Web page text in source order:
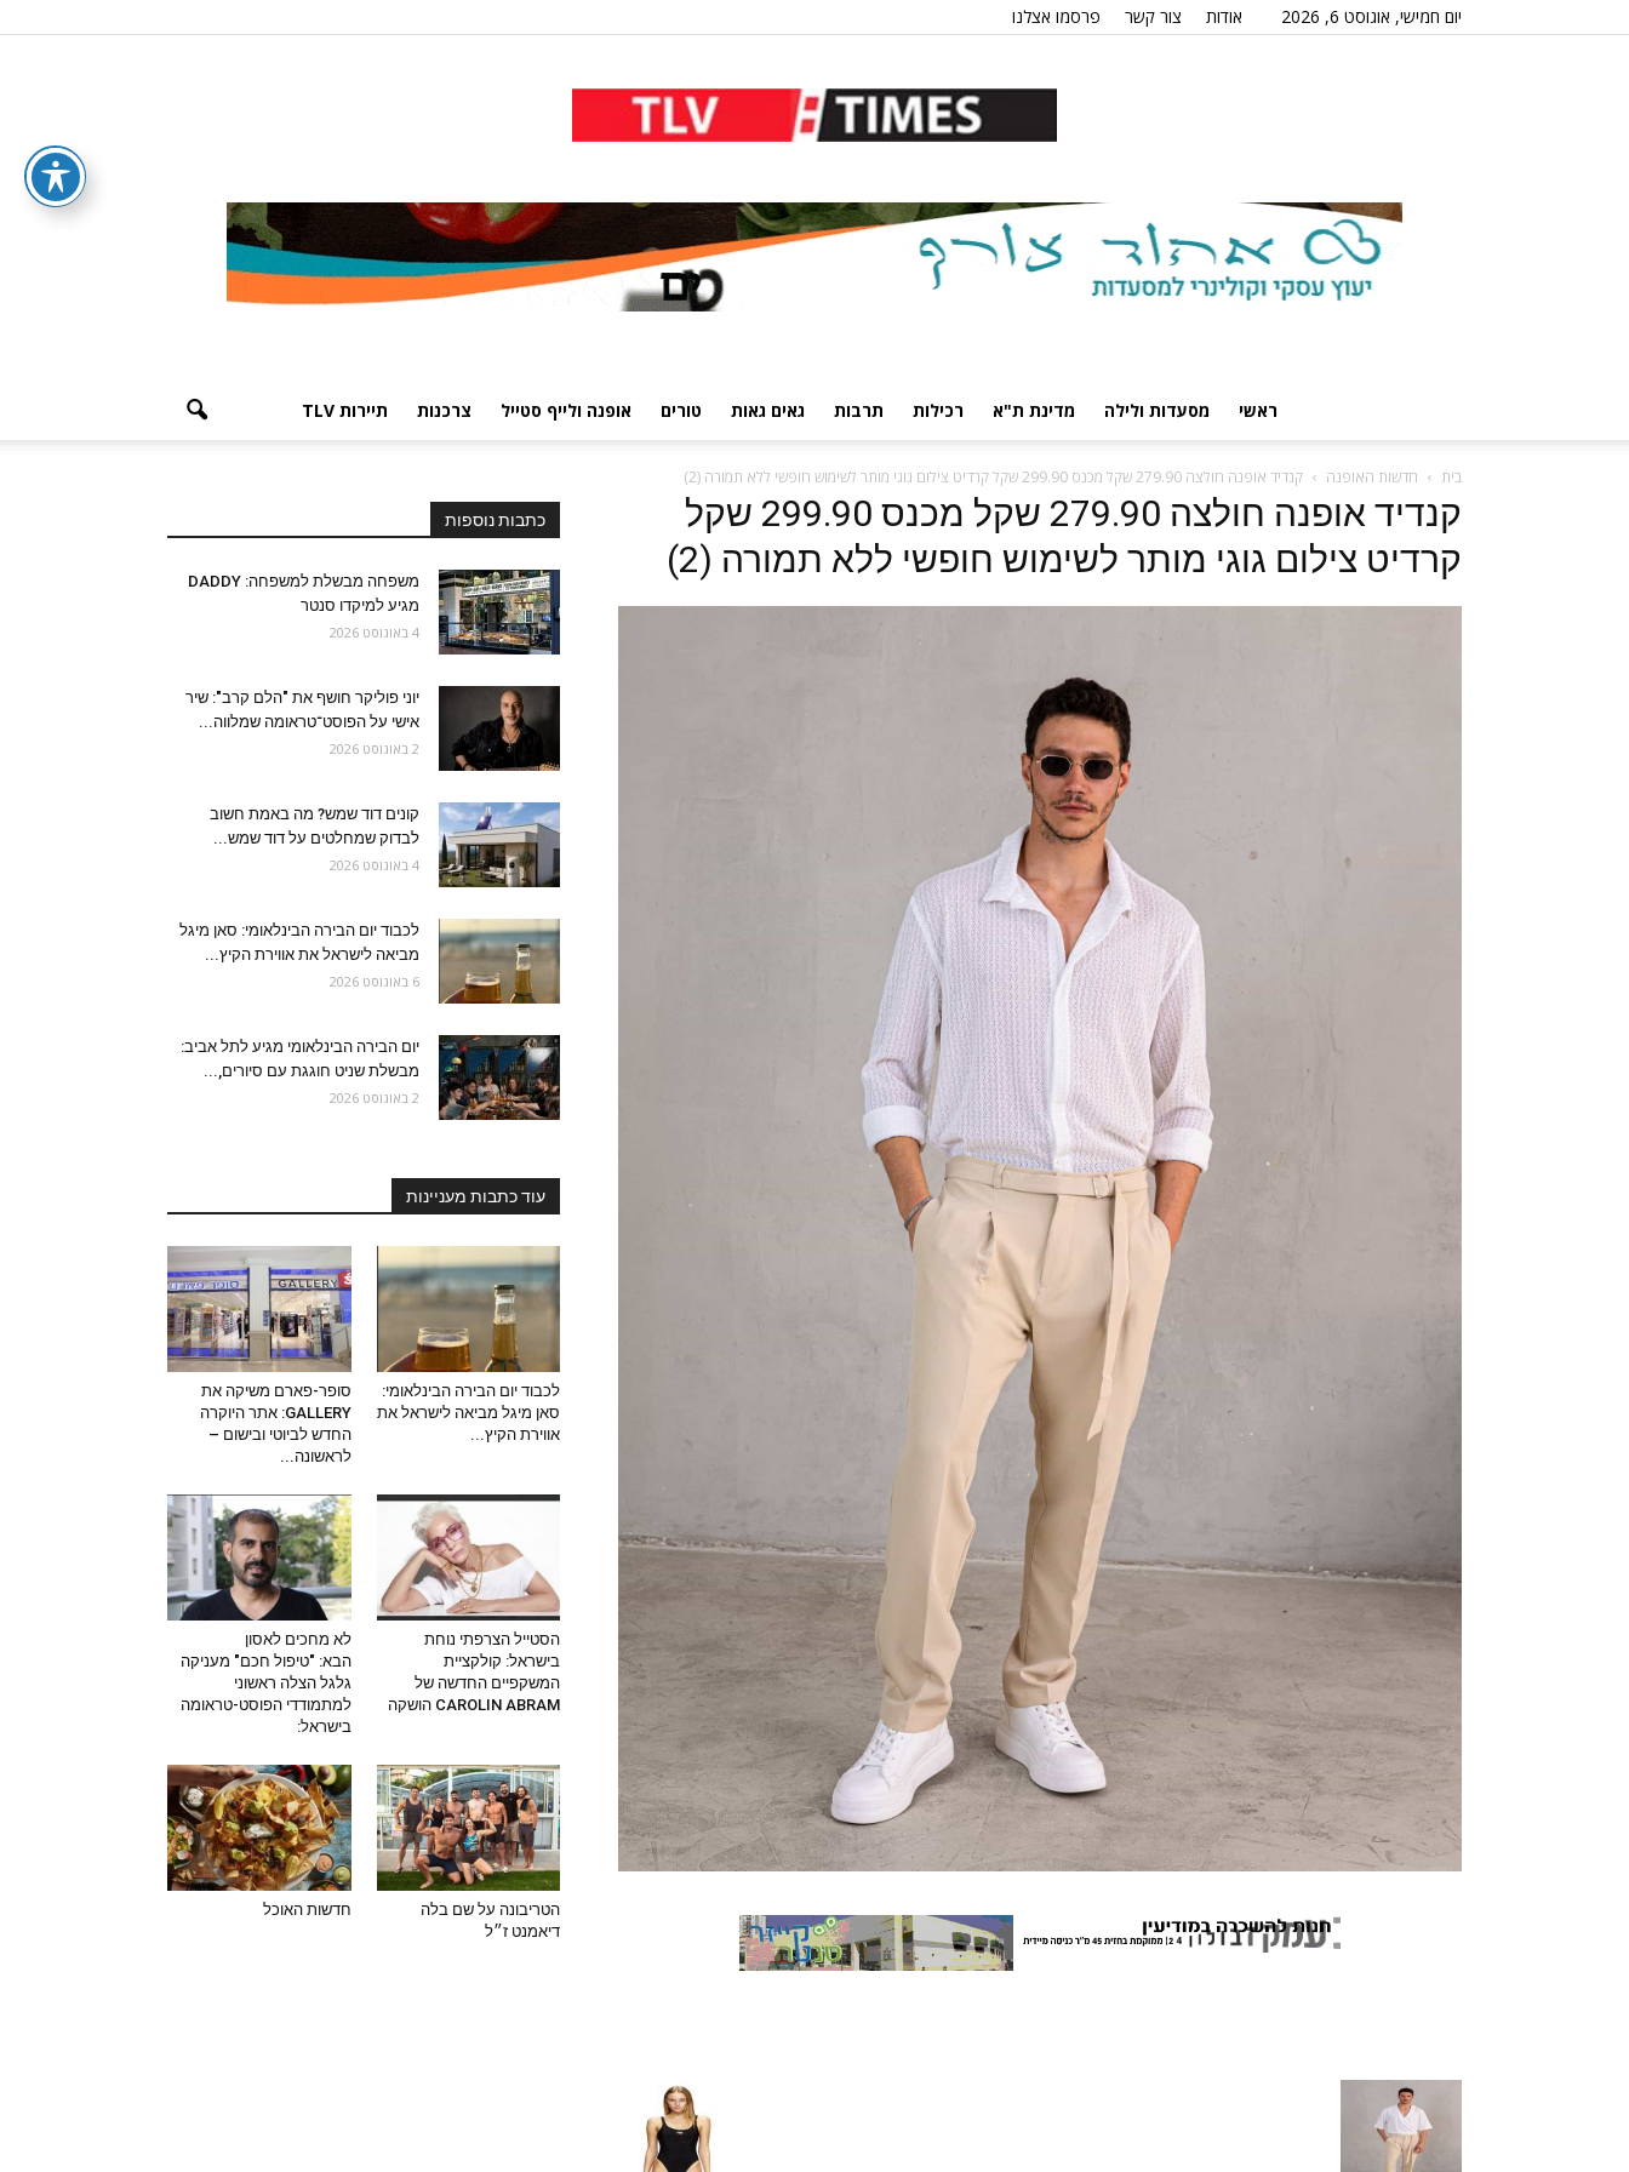
יום חמישי, אוגוסט 6, 2026 אודות צור קשר פרסמו אצלנו
ראשי מסעדות ולילה מדינת ת"א רכילות תרבות גאים גאות טורים אופנה ולייף סטייל צרכנות תיירות TLV
בית חדשות האופנה קנדיד אופנה חולצה 279.90 שקל מכנס 299.90 שקל קרדיט צילום גוגי מותר לשימוש חופשי ללא תמורה (2)
קנדיד אופנה חולצה 279.90 שקל מכנס 299.90 שקל
קרדיט צילום גוגי מותר לשימוש חופשי ללא תמורה (2)
כתבות נוספות
משפחה מבשלת למשפחה: DADDY
מגיע למיקדו סנטר
4 באוגוסט 2026
יוני פוליקר חושף את "הלם קרב": שיר
אישי על הפוסט־טראומה שמלווה...
2 באוגוסט 2026
קונים דוד שמש? מה באמת חשוב
לבדוק שמחלטים על דוד שמש...
4 באוגוסט 2026
לכבוד יום הבירה הבינלאומי: סאן מיגל
מביאה לישראל את אווירת הקיץ...
6 באוגוסט 2026
יום הבירה הבינלאומי מגיע לתל אביב:
מבשלת שניט חוגגת עם סיורים,...
2 באוגוסט 2026
עוד כתבות מעניינות
לכבוד יום הבירה הבינלאומי:
סאן מיגל מביאה לישראל את
אווירת הקיץ...
סופר-פארם משיקה את
GALLERY: אתר היוקרה
החדש לביוטי ובישום –
לראשונה...
הסטייל הצרפתי נוחת
בישראל: קולקציית
המשקפיים החדשה של
CAROLIN ABRAM הושקה
לא מחכים לאסון
הבא: "טיפול חכם" מעניקה
גלגל הצלה ראשוני
למתמודדי הפוסט-טראומה
בישראל:
הטריבונה על שם בלה
דיאמנט ז״ל
חדשות האוכל